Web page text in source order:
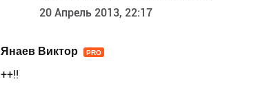
20 Апрель 2013, 22:17
Янаев Виктор PRO
++!!